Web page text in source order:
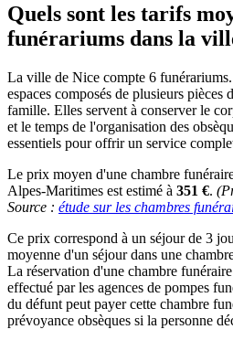
Quels sont les tarifs
funérariums dans la
La ville de Nice compte 6
espaces composés de plusieurs pièces
famille. Elles servent à conserver le
et le temps de l'organisation des
essentiels pour offrir un service
Le prix moyen d'une chambre
Alpes-Maritimes est estimé à 351 €.
Source : étude sur les chambres
Ce prix correspond à un séjour de 3
moyenne d'un séjour dans une
La réservation d'une chambre
effectué par les agences de pompes
du défunt peut payer cette chambre
prévoyance obsèques si la personne